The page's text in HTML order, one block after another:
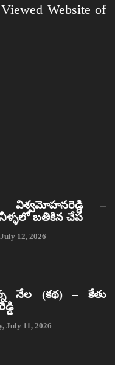
Website of
విశ్వమోహనరెడ్డి –
బతికిన చేప
12, 2026
నేల (కథ) – కేతు
July 11, 2026